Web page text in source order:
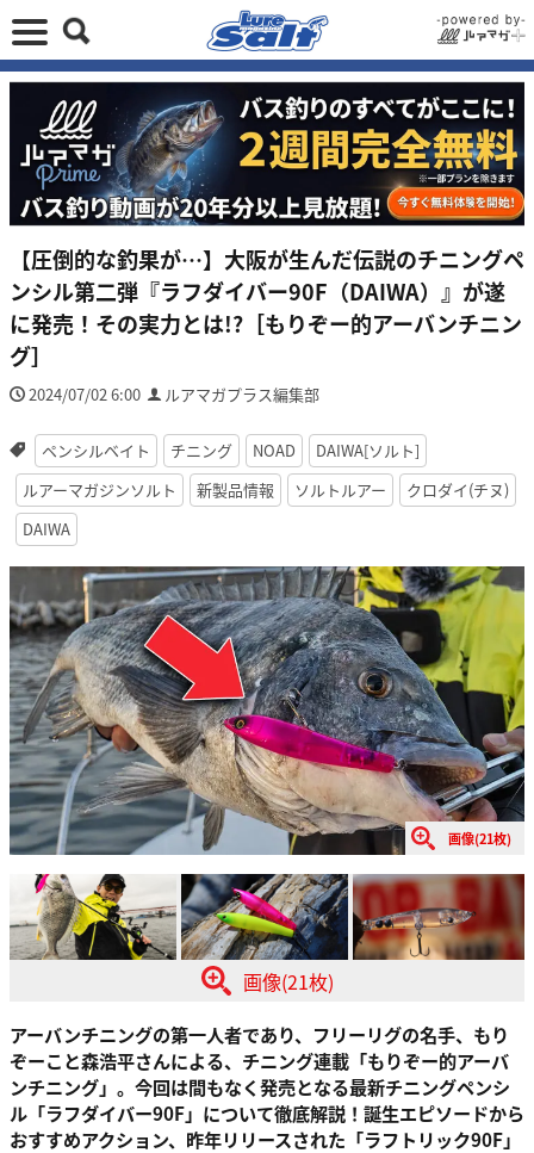
【圧倒的な釣果が…】大阪が生んだ伝説のチニングペ
ンシル第二弾『ラフダイバー90F（DAIWA）』が遂
に発売！その実力とは!?［もりぞー的アーバンチニン
グ］
2024/07/02 6:00 ルアマガプラス編集部
ペンシルベイト チニング NOAD
DAIWA[ソルト]
ルアーマガジンソルト
新製品情報 ソルトルアー
クロダイ(チヌ)
DAIWA
画像(21枚)
画像(21枚)
アーバンチニングの第一人者であり、フリーリグの名手、もり
ぞーこと森浩平さんによる、チニング連載「もりぞー的アーバ
ンチニング」。今回は間もなく発売となる最新チニングペンシ
ル「ラフダイバー90F」について徹底解説！誕生エピソードから
おすすめアクション、昨年リリースされた「ラフトリック90F」